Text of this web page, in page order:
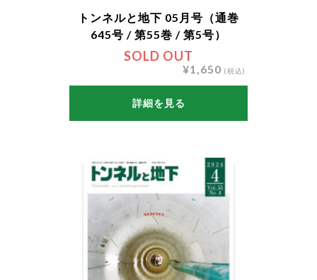
SOLD OUT
トンネルと地下 05月号（通巻
645号 / 第55巻 / 第5号）
¥1,650 (税込)
詳細を見る